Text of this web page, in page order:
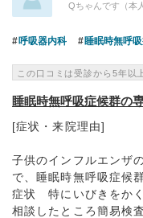
Qちゃんです（本
呼吸器内科 睡眠時無呼
この口コミは受診から5年以
睡眠時無呼吸症候群の
[症状・来院理由]
子供のインフルエンザ
で、睡眠時無呼吸症候
症状 特にいびきをか
相談したところ簡易検